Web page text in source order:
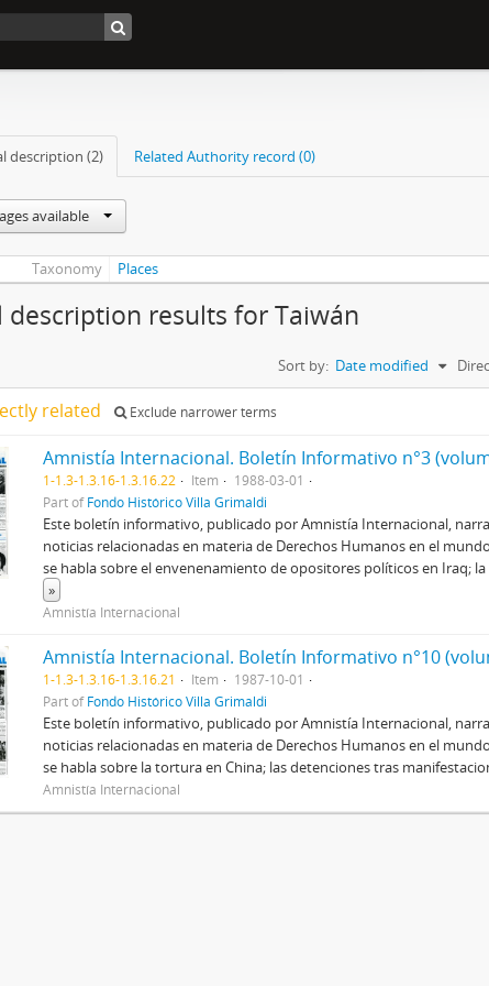
description (2) Related Authority record (0)
available
Taxonomy Places
description results for Taiwán
Sort by: Date modified
related Exclude narrower terms
Amnistía Internacional. Boletín Informativo n°3
1-1.3-1.3.16-1.3.16.22 Item
1988-03-01
Part ofFondo Histórico Villa Grimaldi
Este boletín informativo, publicado por Amnistía Internacional,
noticias relacionadas en materia de Derechos Humanos en el
se habla sobre el envenenamiento de opositores políticos en Iraq;
»
Amnistía Internacional
Amnistía Internacional. Boletín Informativo n°10
1-1.3-1.3.16-1.3.16.21 Item
1987-10-01
Part ofFondo Histórico Villa Grimaldi
Este boletín informativo, publicado por Amnistía Internacional,
noticias relacionadas en materia de Derechos Humanos en el
se habla sobre la tortura en China; las detenciones tras
Amnistía Internacional